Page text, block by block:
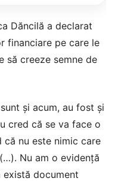
Dăncilă a declarat
financiare pe care le
să creeze semne de
şi acum, au fost şi
cred că se va face o
nu este nimic care
Nu am o evidenţă
există document